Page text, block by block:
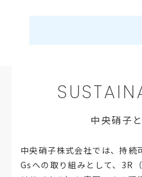
中央硝子
中央硝子株式会社では、持続
Gsへの取り組みとして、3R